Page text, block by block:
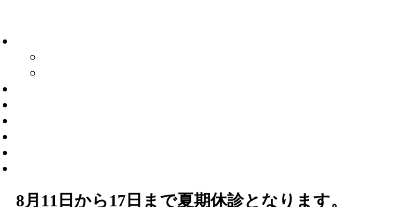
8月11日から17日まで夏期休診となります。